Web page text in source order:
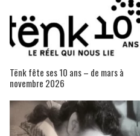
Tënk fête ses 10 ans – de mars à
novembre 2026